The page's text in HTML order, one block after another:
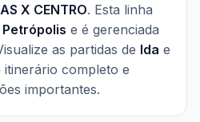
X CENTRO. Esta linha
Petrópolis e é gerenciada
as partidas de Ida e
itinerário completo e
importantes.